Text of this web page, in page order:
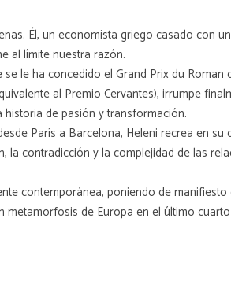
Él, un economista griego casado con
al límite nuestra razón.
le ha concedido el Grand Prix du Roman
al Premio Cervantes), irrumpe
de pasión y transformación.
París a Barcelona, Heleni recrea en su
contradicción y la complejidad de las
contemporánea, poniendo de manifiesto
de Europa en el último